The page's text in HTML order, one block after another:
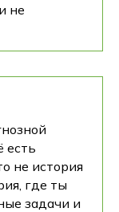
не
есть
не история
где ты
задачи и